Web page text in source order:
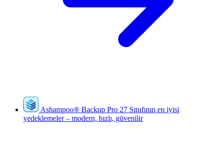
Ashampoo® Backup Pro 27 Sınıfının en iyisi
yedeklemeler – modern, hızlı, güvenilir